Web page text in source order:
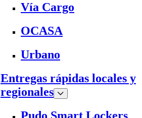
Vía Cargo
OCASA
Urbano
Entregas rápidas locales y
regionales
Pudo Smart Lockers